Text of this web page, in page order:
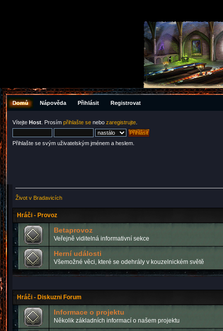
Domů Nápověda Přihlásit Registrovat
Vítejte Host . Prosím přihlašte se nebo zaregistrujte
Přihlašte se svým uživatelským jménem a heslem.
Život v Bradavicích
Hráči - Provoz
Betaprovoz
Veřejně viditelná informativní sekce
Herní události
Všemožné věci, které se odehrály v kouzelnickém světě
Hráči - Diskuzni Forum
Informace o projektu
Několik základních informací o našem projektu